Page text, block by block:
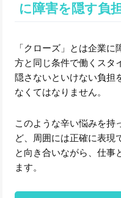
に障害を隠す負
「クローズ」とは企業
方と同じ条件で働くスタ
隠さないといけない負担
なくてはなりません。
このような辛い悩みを持
ど、周囲には正確に表現
と向き合いながら、仕事
ます。